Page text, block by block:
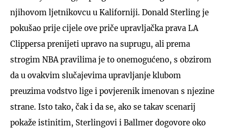
njihovom ljetnikovcu u Kaliforniji. Donald Sterling je
pokušao prije cijele ove priče upravljačka prava LA
Clippersa prenijeti upravo na suprugu, ali prema
strogim NBA pravilima je to onemogućeno, s obzirom
da u ovakvim slučajevima upravljanje klubom
preuzima vodstvo lige i povjerenik imenovan s njezine
strane. Isto tako, čak i da se, ako se takav scenarij
pokaže istinitim, Sterlingovi i Ballmer dogovore oko